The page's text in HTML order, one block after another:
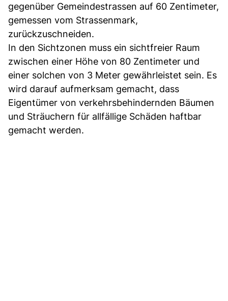
gegenüber Gemeindestrassen auf 60 Zentimeter,
gemessen vom Strassenmark,
zurückzuschneiden.
In den Sichtzonen muss ein sichtfreier Raum
zwischen einer Höhe von 80 Zentimeter und
einer solchen von 3 Meter gewährleistet sein. Es
wird darauf aufmerksam gemacht, dass
Eigentümer von verkehrsbehindernden Bäumen
und Sträuchern für allfällige Schäden haftbar
gemacht werden.